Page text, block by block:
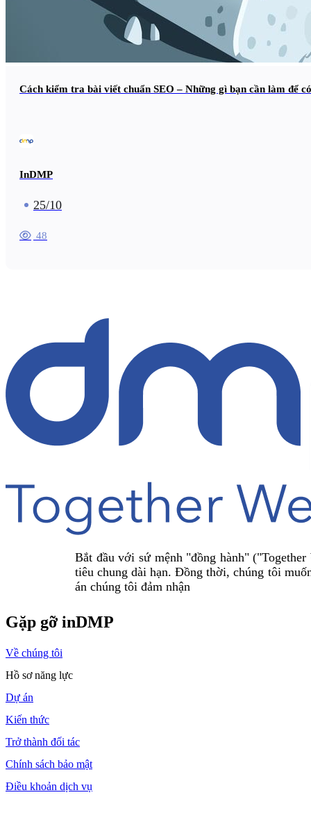
Cách kiểm tra bài viết chuẩn SEO – Những gì bạn cần làm để
InDMP
25/10
48
Bắt đầu với sứ mệnh "đồng hành"
tiêu chung dài hạn. Đồng thời, chúng tôi
án chúng tôi đảm nhận
Gặp gỡ inDMP
Về chúng tôi
Hồ sơ năng lực
Dự án
Kiến thức
Trở thành đối tác
Chính sách bảo mật
Điều khoản dịch vụ